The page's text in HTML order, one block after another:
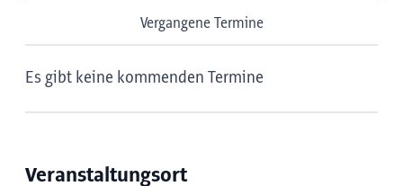
Vergangene Termine
Es gibt keine kommenden Termine
Veranstaltungsort